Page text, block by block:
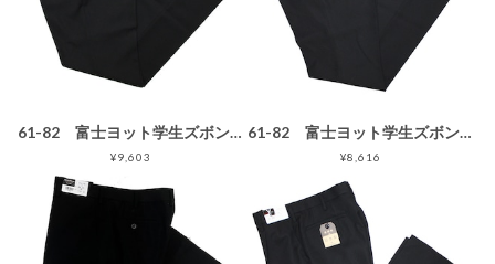
61-82 富士ヨット学生ズボン SERIES X(シリーズエックス) ノータックスラックス GTX4520B ポリエステル100% 黒 ブラック 丸洗い可 明石被服興業 学生服
¥9,603
61-82 富士ヨット学生ズボン SERIES X(シリーズエックス) ワンタックスラックス GTX4521B ポリエステル100% 黒 ブラック 丸洗い可 明石被服興業 学生服
¥8,616